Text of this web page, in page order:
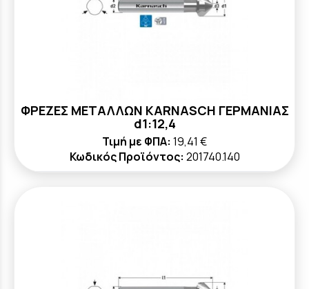
ΦΡΕΖΕΣ ΜΕΤΑΛΛΩΝ KARNASCH ΓΕΡΜΑΝΙΑΣ
d1:12,4
Τιμή με ΦΠΑ: 19,41 €
Κωδικός Προϊόντος: 201740.140